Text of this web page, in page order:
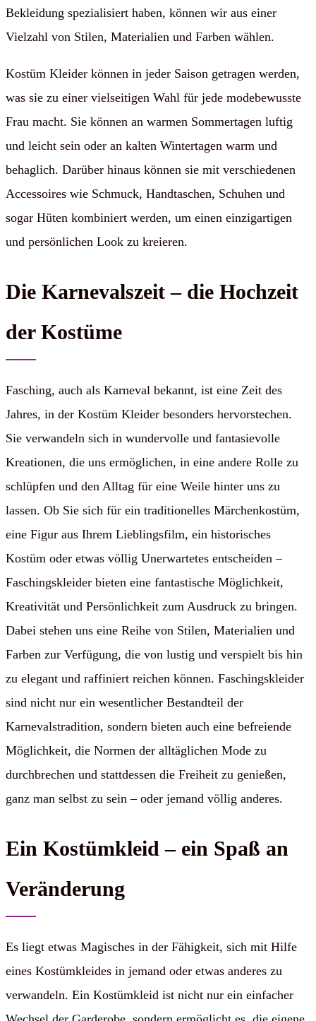
Bekleidung spezialisiert haben, können wir aus einer
Vielzahl von Stilen, Materialien und Farben wählen.
Kostüm Kleider können in jeder Saison getragen werden,
was sie zu einer vielseitigen Wahl für jede modebewusste
Frau macht. Sie können an warmen Sommertagen luftig
und leicht sein oder an kalten Wintertagen warm und
behaglich. Darüber hinaus können sie mit verschiedenen
Accessoires wie Schmuck, Handtaschen, Schuhen und
sogar Hüten kombiniert werden, um einen einzigartigen
und persönlichen Look zu kreieren.
Die Karnevalszeit – die Hochzeit
der Kostüme
Fasching, auch als Karneval bekannt, ist eine Zeit des
Jahres, in der Kostüm Kleider besonders hervorstechen.
Sie verwandeln sich in wundervolle und fantasievolle
Kreationen, die uns ermöglichen, in eine andere Rolle zu
schlüpfen und den Alltag für eine Weile hinter uns zu
lassen. Ob Sie sich für ein traditionelles Märchenkostüm,
eine Figur aus Ihrem Lieblingsfilm, ein historisches
Kostüm oder etwas völlig Unerwartetes entscheiden –
Faschingskleider bieten eine fantastische Möglichkeit,
Kreativität und Persönlichkeit zum Ausdruck zu bringen.
Dabei stehen uns eine Reihe von Stilen, Materialien und
Farben zur Verfügung, die von lustig und verspielt bis hin
zu elegant und raffiniert reichen können. Faschingskleider
sind nicht nur ein wesentlicher Bestandteil der
Karnevalstradition, sondern bieten auch eine befreiende
Möglichkeit, die Normen der alltäglichen Mode zu
durchbrechen und stattdessen die Freiheit zu genießen,
ganz man selbst zu sein – oder jemand völlig anderes.
Ein Kostümkleid – ein Spaß an
Veränderung
Es liegt etwas Magisches in der Fähigkeit, sich mit Hilfe
eines Kostümkleides in jemand oder etwas anderes zu
verwandeln. Ein Kostümkleid ist nicht nur ein einfacher